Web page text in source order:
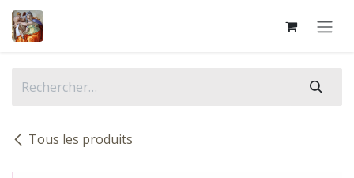
Se rendre au contenu
Tous les produits